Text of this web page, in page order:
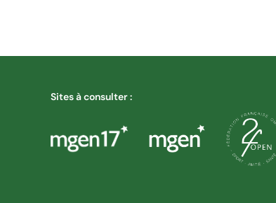
Sites à consulter :